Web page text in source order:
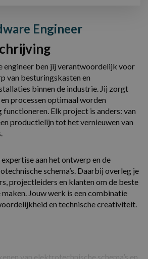
Engineer
engineer ben jij verantwoordelijk voor
van besturingskasten en
binnen de industrie. Jij zorgt
processen optimaal worden
functioneren. Elk project is anders: van
productielijn tot het vernieuwen van
aan het ontwerp en de
schema’s. Daarbij overleg je
projectleiders en klanten om de beste
Jouw werk is een combinatie
en technische creativiteit.
van elektrotechnische schema’s en